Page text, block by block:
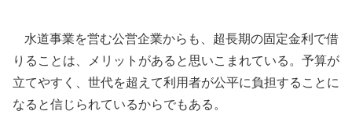
水道事業を営む公営企業からも、超長期の固定金利で借
りることは、メリットがあると思いこまれている。予算が
立てやすく、世代を超えて利用者が公平に負担することに
なると信じられているからでもある。